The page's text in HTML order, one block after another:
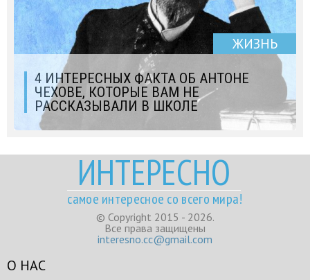
ЖИЗНЬ
4 ИНТЕРЕСНЫХ ФАКТА ОБ АНТОНЕ
ЧЕХОВЕ, КОТОРЫЕ ВАМ НЕ
РАССКАЗЫВАЛИ В ШКОЛЕ
ИНТЕРЕСНО
самое интересное со всего мира!
© Copyright 2015 - 2026.
Все права защищены
interesno.cc@gmail.com
О НАС